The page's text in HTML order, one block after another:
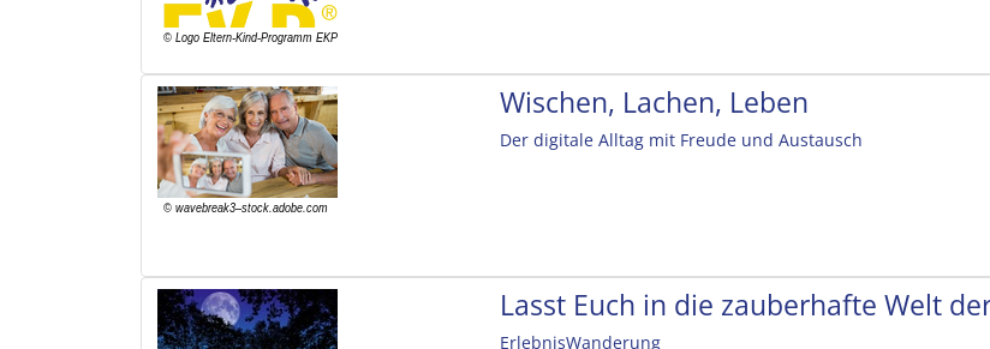
Wischen, Lachen, Leben
Der digitale Alltag mit Freude und Austausch
Lasst Euch in die zauberhafte Welt
ErlebnisWanderung